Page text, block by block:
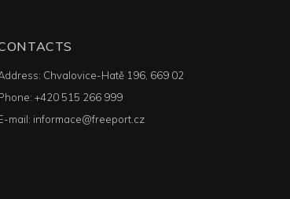
Chvalovice-Hatě 196, 669 02
+420 515 266 999
mail: informace@freeport.cz